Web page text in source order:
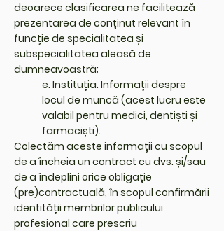
deoarece clasificarea ne facilitează
prezentarea de conținut relevant în
funcție de specialitatea și
subspecialitatea aleasă de
dumneavoastră;
e. Instituția. Informații despre
locul de muncă (acest lucru este
valabil pentru medici, dentiști și
farmaciști).
Colectăm aceste informații cu scopul
de a încheia un contract cu dvs. și/sau
de a îndeplini orice obligație
(pre)contractuală, în scopul confirmării
identității membrilor publicului
profesional care prescriu